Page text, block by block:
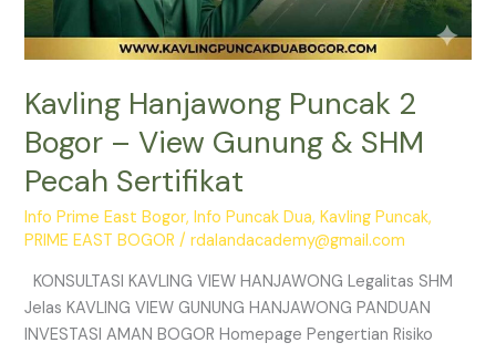
Kavling Hanjawong Puncak 2
Bogor – View Gunung & SHM
Pecah Sertifikat
Info Prime East Bogor,Info Puncak Dua,Kavling Puncak,
PRIME EAST BOGOR /rdalandacademy@gmail.com
KONSULTASI KAVLING VIEW HANJAWONG Legalitas SHM
Jelas KAVLING VIEW GUNUNG HANJAWONG PANDUAN
INVESTASI AMAN BOGOR Homepage Pengertian Risiko